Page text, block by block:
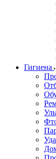
Гигиена